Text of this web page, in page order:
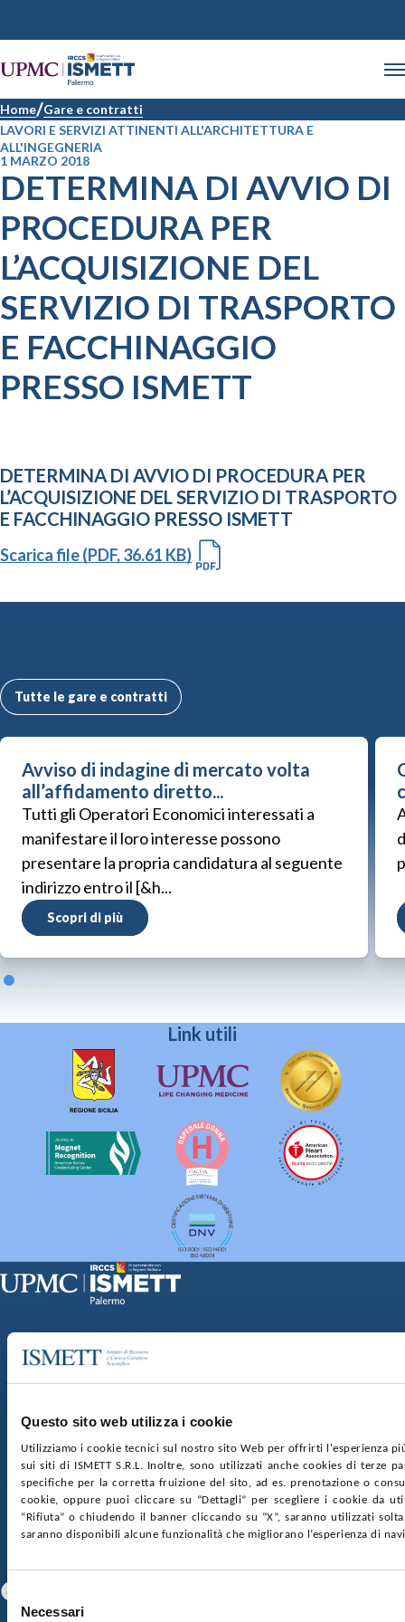
Questo sito web utilizza i cookie
Utilizziamo i cookie tecnici sul nostro sito Web per offrirti l'esperienza
sui siti di ISMETT S.R.L. Inoltre, sono utilizzati anche cookies di terze
specifiche per la corretta fruizione del sito, ad es. prenotazione o
cookie, oppure puoi cliccare su “Dettagli” per scegliere i cookie da
“Rifiuta” o chiudendo il banner cliccando su “X”, saranno utilizzati
saranno disponibili alcune funzionalità che migliorano l’esperienza di
Selezione
delNecessari
Home Gare e contratti
LAVORI E SERVIZI ATTINENTI ALL'ARCHITETTURA E
ALL'INGEGNERIA
1 MARZO 2018
DETERMINA DI AVVIO DI
PROCEDURA PER
L’ACQUISIZIONE DEL
SERVIZIO DI TRASPORTO
E FACCHINAGGIO
PRESSO ISMETT
DETERMINA DI AVVIO DI PROCEDURA PER
L’ACQUISIZIONE DEL SERVIZIO DI TRASPORTO
E FACCHINAGGIO PRESSO ISMETT
Scarica file (PDF, 36.61 KB)
Tutte le gare e contratti
Avviso di indagine di mercato volta
all’affidamento diretto...
Tutti gli Operatori Economici interessati a
manifestare il loro interesse possono
presentare la propria candidatura al seguente
indirizzo entro il [&h...
Scopri di più
Link utili
Via Discesa dei Giudici 4 90133 Palermo
nr. REA PA-201818 P.I. 04544550827
SOCIETÀ TRASPARENTE WHISTLEBLOWING
GARE E CONTRATTIPRIVACYCOOKIE POLICY
SOSTIENICIMAPPA DEL SITOACCESSIBILITÀ
CONTATTI